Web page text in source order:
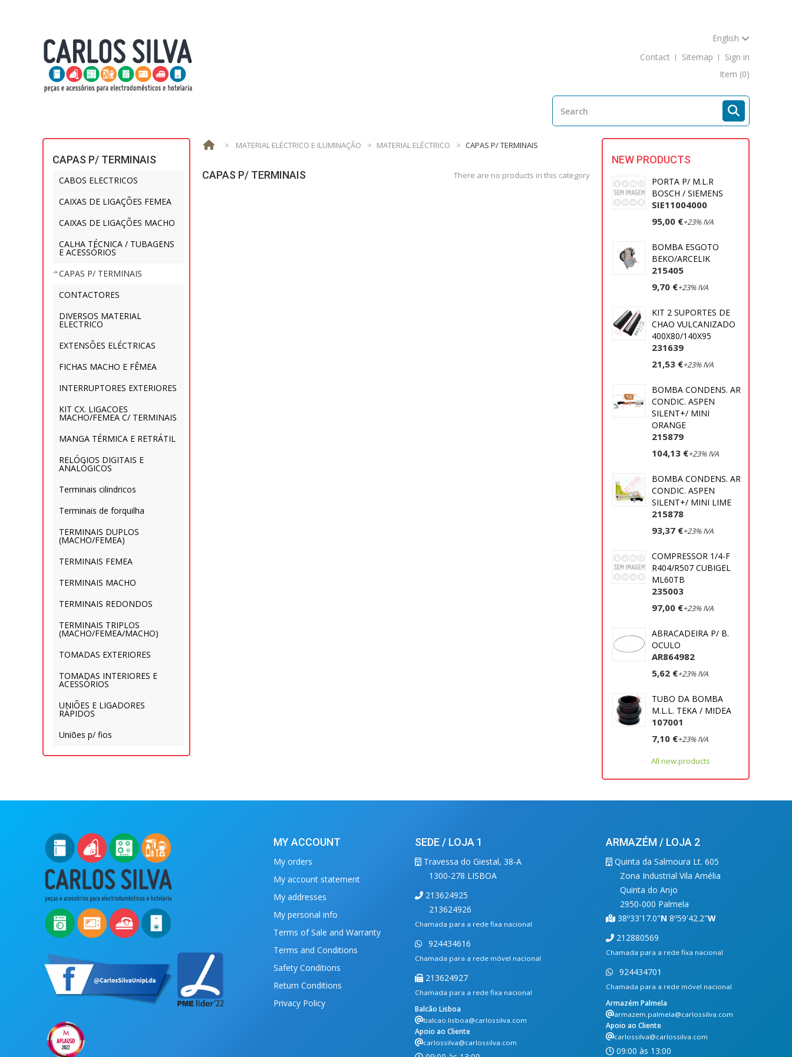
English
Sign in
Contact
Sitemap
Item (0)
CAPAS P/ TERMINAIS
CABOS ELECTRICOS
CAIXAS DE LIGAÇÕES FEMEA
CAIXAS DE LIGAÇÕES MACHO
CALHA TÉCNICA / TUBAGENS
E ACESSÓRIOS
CAPAS P/ TERMINAIS
CONTACTORES
DIVERSOS MATERIAL
ELECTRICO
EXTENSÕES ELÉCTRICAS
FICHAS MACHO E FÊMEA
INTERRUPTORES EXTERIORES
KIT CX. LIGACOES
MACHO/FEMEA C/ TERMINAIS
MANGA TÉRMICA E RETRÁTIL
RELÓGIOS DIGITAIS E
ANALÓGICOS
Terminais cilindricos
Terminais de forquilha
TERMINAIS DUPLOS
(MACHO/FEMEA)
TERMINAIS FEMEA
TERMINAIS MACHO
TERMINAIS REDONDOS
TERMINAIS TRIPLOS
(MACHO/FEMEA/MACHO)
TOMADAS EXTERIORES
TOMADAS INTERIORES E
ACESSÓRIOS
UNIÕES E LIGADORES
RÁPIDOS
Uniões p/ fios
> MATERIAL ELÉCTRICO E ILUMINAÇÃO > MATERIAL ELÉCTRICO > CAPAS P/ TERMINAIS
CAPAS P/ TERMINAIS There are no products in this category
NEW PRODUCTS
PORTA P/ M.L.R
BOSCH / SIEMENS
SIE11004000
95,00 €+23% IVA
BOMBA ESGOTO
BEKO/ARCELIK
215405
9,70 €+23% IVA
KIT 2 SUPORTES DE
CHAO VULCANIZADO
400X80/140X95
231639
21,53 €+23% IVA
BOMBA CONDENS. AR
CONDIC. ASPEN
SILENT+/ MINI
ORANGE
215879
104,13 €+23% IVA
BOMBA CONDENS. AR
CONDIC. ASPEN
SILENT+/ MINI LIME
215878
93,37 €+23% IVA
COMPRESSOR 1/4-F
R404/R507 CUBIGEL
ML60TB
235003
97,00 €+23% IVA
ABRACADEIRA P/ B.
OCULO
AR864982
5,62 €+23% IVA
TUBO DA BOMBA
M.L.L. TEKA / MIDEA
107001
7,10 €+23% IVA
All new products
MY ACCOUNT
My orders
My account statement
My addresses
My personal info
Terms of Sale and Warranty
Terms and Conditions
Safety Conditions
Return Conditions
Privacy Policy
SEDE / LOJA 1
Travessa do Giestal, 38-A
1300-278 LISBOA
213624925
213624926
Chamada para a rede fixa nacional
924434616
Chamada para a rede móvel nacional
213624927
Chamada para a rede fixa nacional
Balcão Lisboa
balcao.lisboa@carlossilva.com
Apoio ao Cliente
carlossilva@carlossilva.com
ARMAZÉM / LOJA 2
Quinta da Salmoura Lt. 605
Zona Industrial Vila Amélia
Quinta do Anjo
2950-000 Palmela
38º33'17.0"N 8º59'42.2"W
212880569
Chamada para a rede fixa nacional
924434701
Chamada para a rede móvel nacional
Armazém Palmela
armazem.palmela@carlossilva.com
Apoio ao Cliente
carlossilva@carlossilva.com
09:00 às 13:00